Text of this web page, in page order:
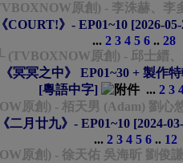
原創) - 李洙赫、李
COURT!》- EP01~10 [2026-
... 2 3 4 5 6.. 28
└ (TVBOXNOW原創) - 邱士縉
冥冥之中》 EP01~30 + 製作
[粵語中字]
... 2 3
原創) - 栢天男 (Adam) 劉心
二月廿九》- EP01~10 [2024-
... 2 3 4 5 6.. 12
原創) - 徐天佑 吳海昕 劉俊